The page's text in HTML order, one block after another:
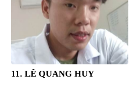
11. LÊ QUANG HUY